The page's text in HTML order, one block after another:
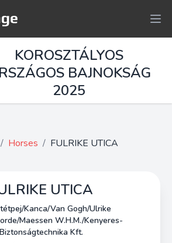
KOROSZTÁLYOS
BAJNOKSÁG
2025
/ Horses / FULRIKE UTICA
UTICA
Kanca/Van Gogh/Ulrike
Maessen W.H.M./Kenyeres-
Biztonságtechnika Kft.